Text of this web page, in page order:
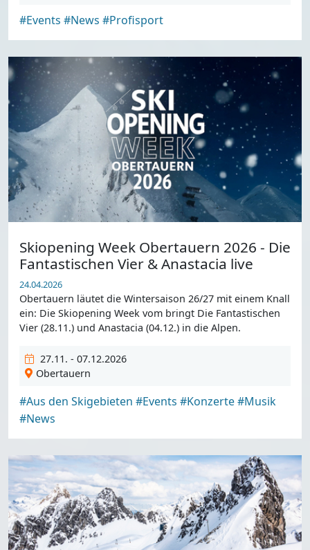
#Events #News #Profisport
Skiopening Week Obertauern 2026 - Die
Fantastischen Vier & Anastacia live
24.04.2026
Obertauern läutet die Wintersaison 26/27 mit einem Knall
ein: Die Skiopening Week vom bringt Die Fantastischen
Vier (28.11.) und Anastacia (04.12.) in die Alpen.
27.11. - 07.12.2026
Obertauern
#Aus den Skigebieten #Events #Konzerte#Musik
#News